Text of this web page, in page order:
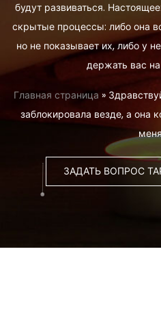
будут развиваться.
скрытые процессы: либо она
но не показывает их, либо у
держать вас
Главная страница »
заблокировала везде, а она
ЗАДАТЬ ВОПРОС